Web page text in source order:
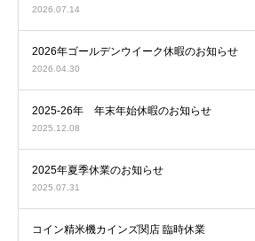
2026.07.14
2026年ゴールデンウイーク休暇のお知らせ
2026.04.30
2025-26年 年末年始休暇のお知らせ
2025.12.08
2025年夏季休業のお知らせ
2025.07.31
コイン精米機カインズ関店 臨時休業